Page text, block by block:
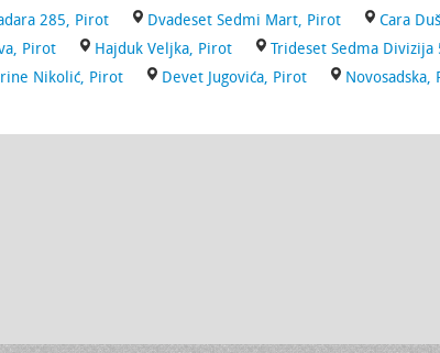
285, Pirot Dvadeset Sedmi Mart, Pirot Cara
Pirot Hajduk Veljka, Pirot Trideset Sedma Divizija
Nikolić, Pirot Devet Jugovića, Pirot Novosadska,